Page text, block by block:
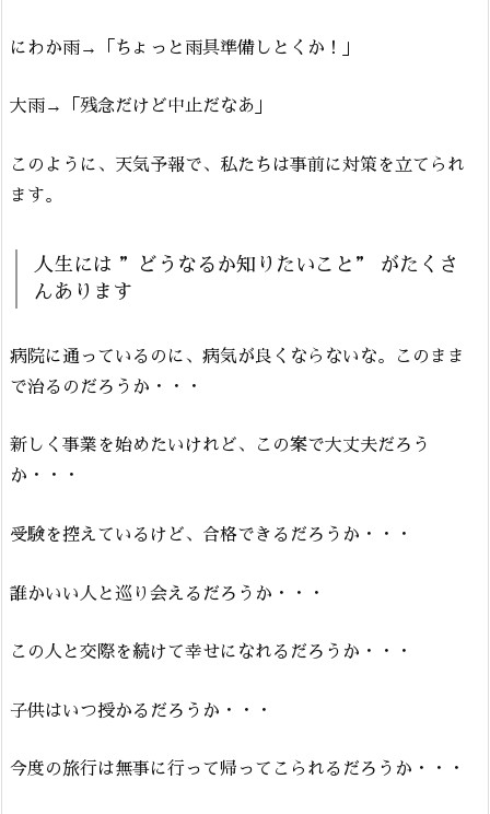
にわか雨→「ちょっと雨具準備しとくか！」
大雨→「残念だけど中止だなあ」
このように、天気予報で、私たちは事前に対策を立てられ
ます。
人生には ”どうなるか知りたいこと” がたくさ
んあります
病院に通っているのに、病気が良くならないな。このまま
で治るのだろうか・・・
新しく事業を始めたいけれど、この案で大丈夫だろう
か・・・
受験を控えているけど、合格できるだろうか・・・
誰かいい人と巡り会えるだろうか・・・
この人と交際を続けて幸せになれるだろうか・・・
子供はいつ授かるだろうか・・・
今度の旅行は無事に行って帰ってこられるだろうか・・・